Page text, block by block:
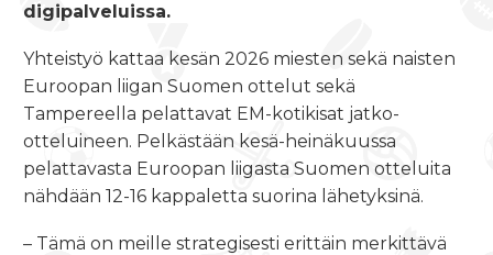
digipalveluissa.
Yhteistyö kattaa kesän 2026 miesten sekä naisten
Euroopan liigan Suomen ottelut sekä
Tampereella pelattavat EM-kotikisat jatko-
otteluineen. Pelkästään kesä-heinäkuussa
pelattavasta Euroopan liigasta Suomen otteluita
nähdään 12-16 kappaletta suorina lähetyksinä.
– Tämä on meille strategisesti erittäin merkittävä